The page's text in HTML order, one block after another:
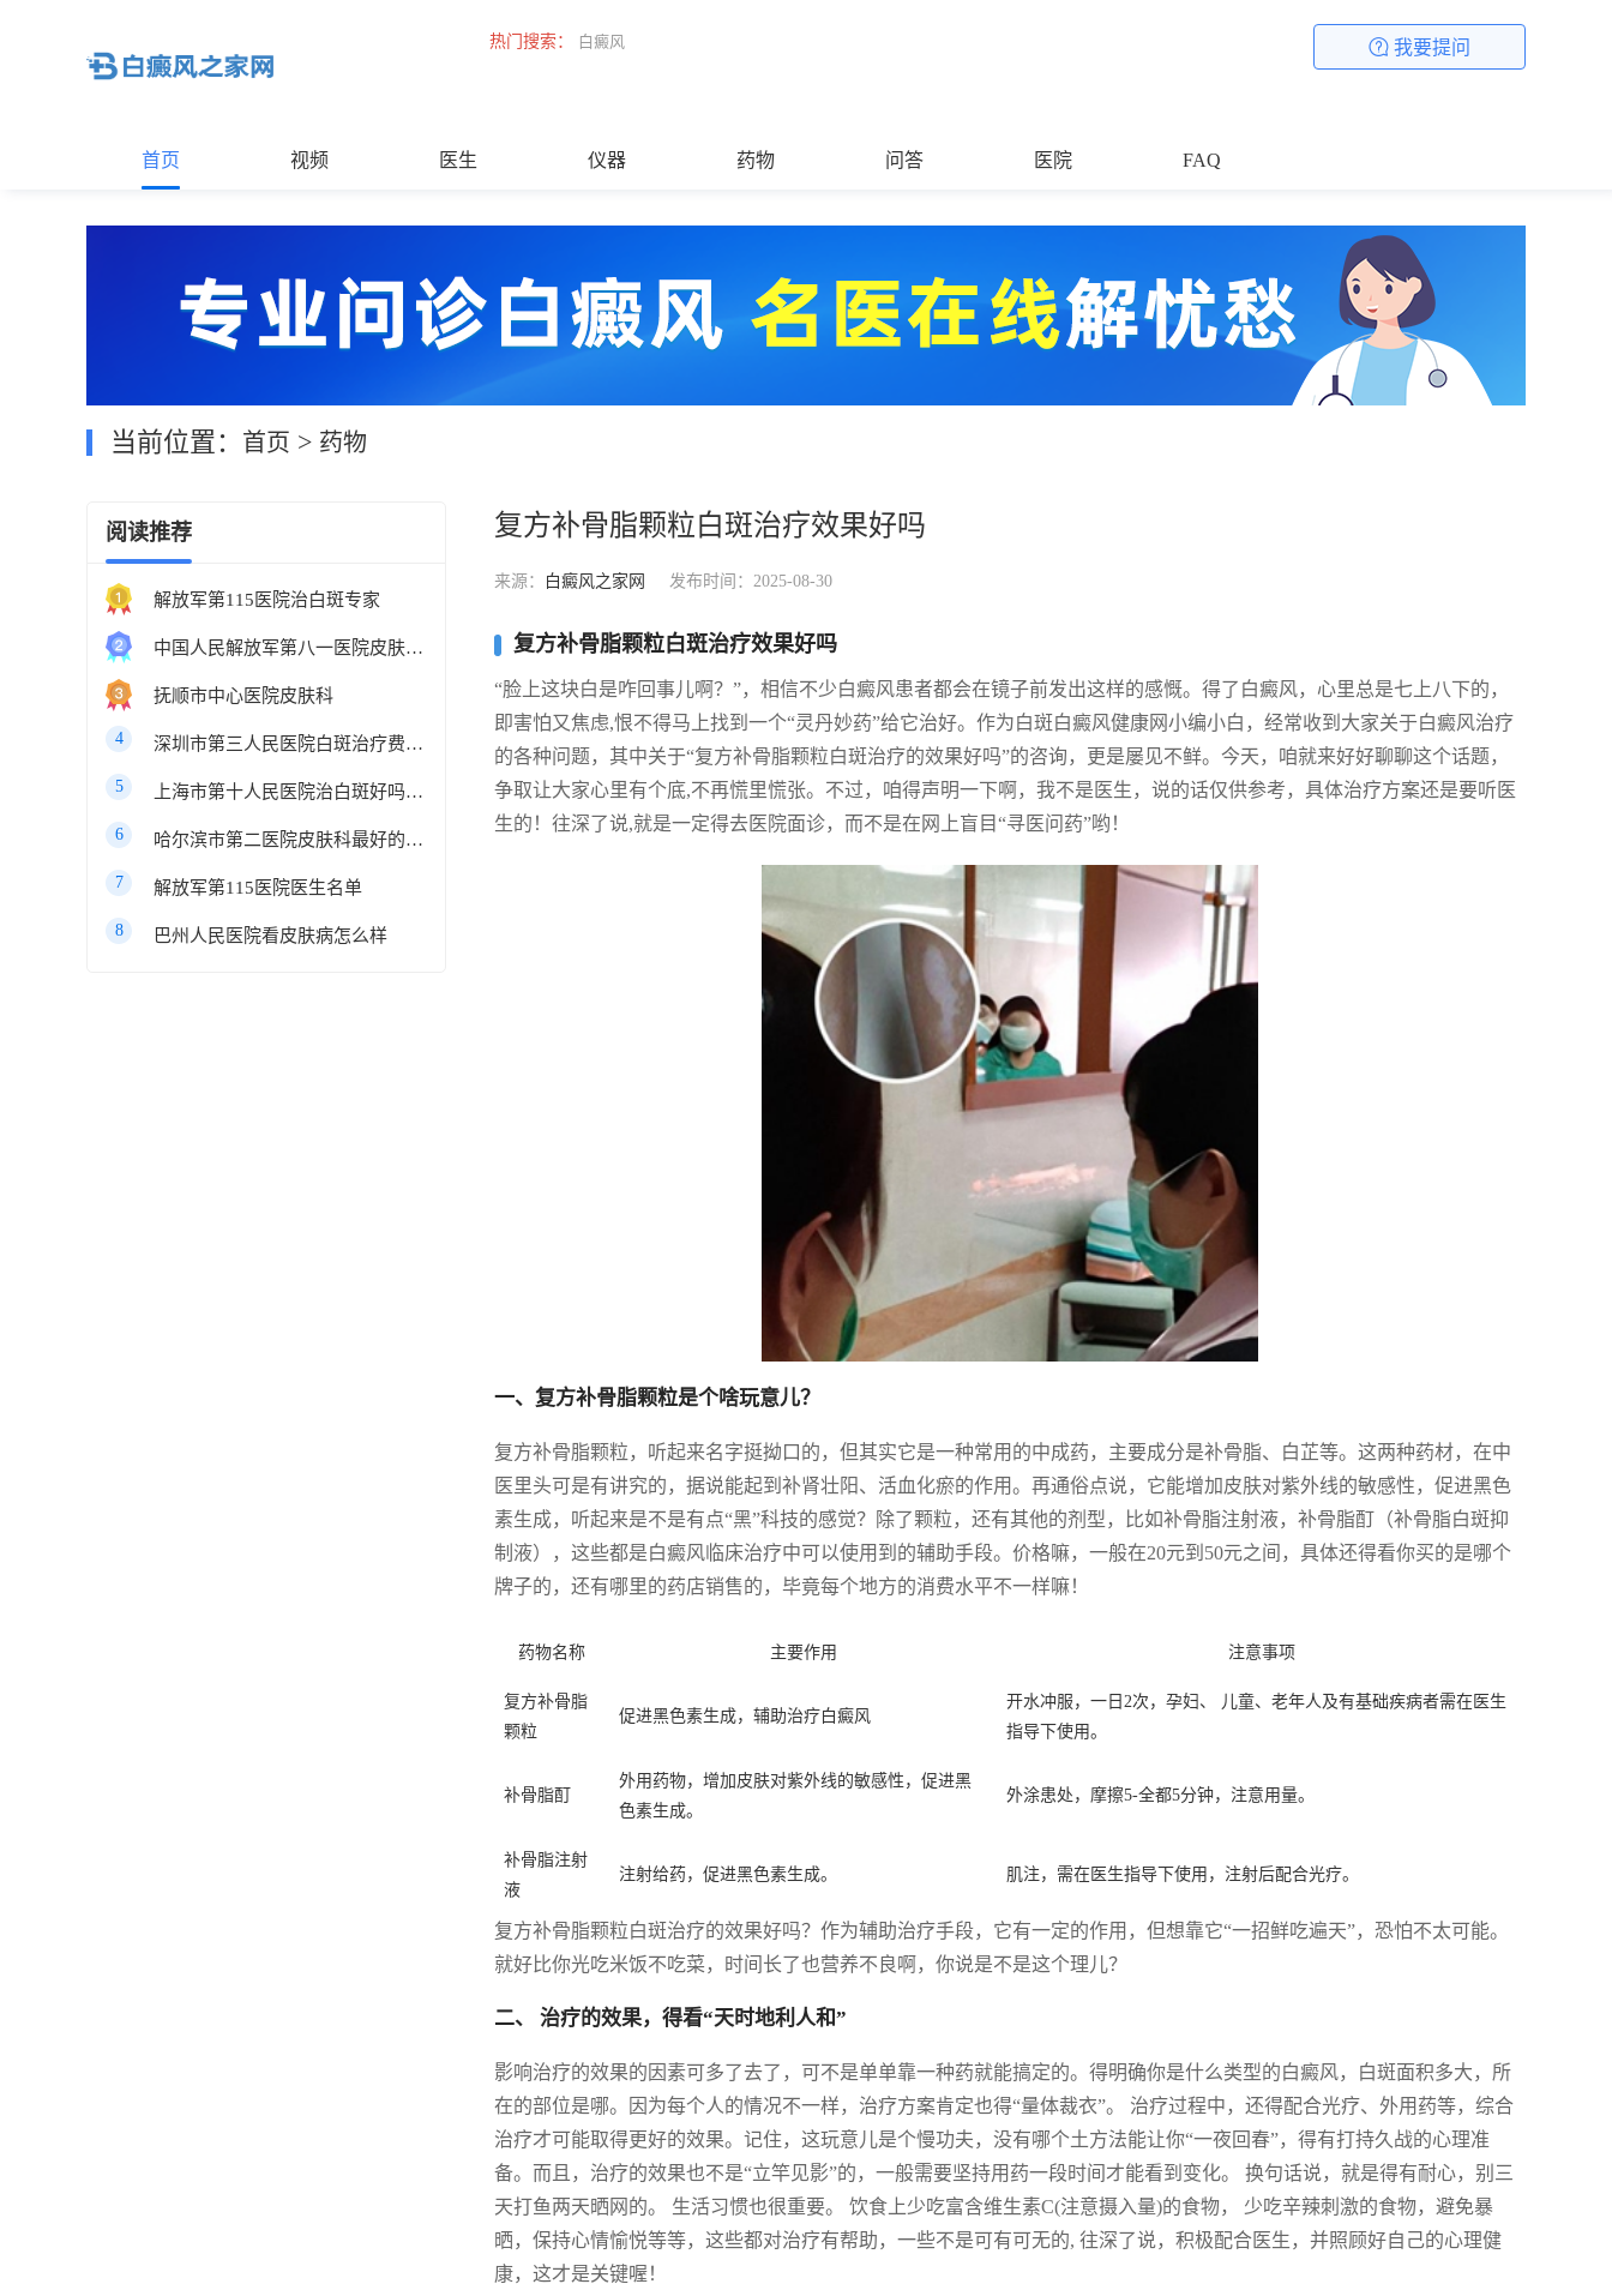
热门搜索： 白癜风 我要提问
首页 视频 医生 仪器 药物 问答 医院 FAQ
当前位置： 首页 > 药物
阅读推荐
解放军第115医院治白斑专家
中国人民解放军第八一医院皮肤科最好的医生
抚顺市中心医院皮肤科
4 深圳市第三人民医院白斑治疗费用多少
5 上海市第十人民医院治白斑好吗知乎
6 哈尔滨市第二医院皮肤科最好的医生
7 解放军第115医院医生名单
8 巴州人民医院看皮肤病怎么样
复方补骨脂颗粒白斑治疗效果好吗
来源： 白癜风之家网 发布时间：2025-08-30
复方补骨脂颗粒白斑治疗效果好吗
“脸上这块白是咋回事儿啊？”，相信不少白癜风患者都会在镜子前发出这样的感慨。得了白癜风，心里总是七上八下的，
即害怕又焦虑,恨不得马上找到一个“灵丹妙药”给它治好。作为白斑白癜风健康网小编小白，经常收到大家关于白癜风治疗
的各种问题，其中关于“复方补骨脂颗粒白斑治疗的效果好吗”的咨询，更是屡见不鲜。今天，咱就来好好聊聊这个话题，
争取让大家心里有个底,不再慌里慌张。不过，咱得声明一下啊，我不是医生，说的话仅供参考，具体治疗方案还是要听医
生的！往深了说,就是一定得去医院面诊，而不是在网上盲目“寻医问药”哟！
一、复方补骨脂颗粒是个啥玩意儿？
复方补骨脂颗粒，听起来名字挺拗口的，但其实它是一种常用的中成药，主要成分是补骨脂、白芷等。这两种药材，在中
医里头可是有讲究的，据说能起到补肾壮阳、活血化瘀的作用。再通俗点说，它能增加皮肤对紫外线的敏感性，促进黑色
素生成，听起来是不是有点“黑”科技的感觉？除了颗粒，还有其他的剂型，比如补骨脂注射液，补骨脂酊（补骨脂白斑抑
制液），这些都是白癜风临床治疗中可以使用到的辅助手段。价格嘛，一般在20元到50元之间，具体还得看你买的是哪个
牌子的，还有哪里的药店销售的，毕竟每个地方的消费水平不一样嘛！
药物名称 主要作用 注意事项
复方补骨脂
颗粒
促进黑色素生成，辅助治疗白癜风
开水冲服，一日2次，孕妇、 儿童、老年人及有基础疾病者需在医生
指导下使用。
补骨脂酊
外用药物，增加皮肤对紫外线的敏感性，促进黑
色素生成。
外涂患处，摩擦5-全都5分钟，注意用量。
补骨脂注射
液
注射给药，促进黑色素生成。 肌注，需在医生指导下使用，注射后配合光疗。
复方补骨脂颗粒白斑治疗的效果好吗？作为辅助治疗手段，它有一定的作用，但想靠它“一招鲜吃遍天”，恐怕不太可能。
就好比你光吃米饭不吃菜，时间长了也营养不良啊，你说是不是这个理儿？
二、 治疗的效果，得看“天时地利人和”
影响治疗的效果的因素可多了去了，可不是单单靠一种药就能搞定的。得明确你是什么类型的白癜风，白斑面积多大，所
在的部位是哪。因为每个人的情况不一样，治疗方案肯定也得“量体裁衣”。 治疗过程中，还得配合光疗、外用药等，综合
治疗才可能取得更好的效果。记住，这玩意儿是个慢功夫，没有哪个土方法能让你“一夜回春”，得有打持久战的心理准
备。而且，治疗的效果也不是“立竿见影”的，一般需要坚持用药一段时间才能看到变化。 换句话说，就是得有耐心，别三
天打鱼两天晒网的。 生活习惯也很重要。 饮食上少吃富含维生素C(注意摄入量)的食物， 少吃辛辣刺激的食物，避免暴
晒，保持心情愉悦等等，这些都对治疗有帮助，一些不是可有可无的, 往深了说，积极配合医生，并照顾好自己的心理健
康，这才是关键喔！